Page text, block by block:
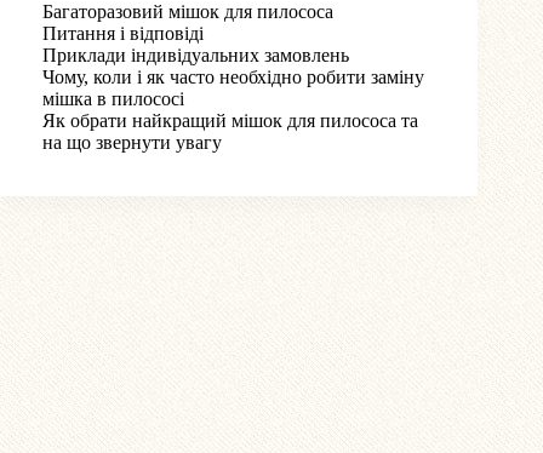
Багаторазовий мішок для пилососа
Питання і відповіді
Приклади індивідуальних замовлень
Чому, коли і як часто необхідно робити заміну
мішка в пилососі
Як обрати найкращий мішок для пилососа та
на що звернути увагу